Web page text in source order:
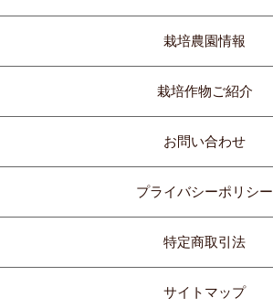
栽培農園情報
栽培作物ご紹介
お問い合わせ
プライバシーポリシー
特定商取引法
サイトマップ